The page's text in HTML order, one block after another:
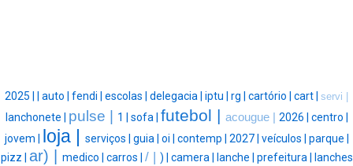
2025 | auto | fendi | escolas | delegacia | iptu | rg | cartório | cart | servi |
lanchonete | pulse | 1 | sofa | futebol | acougue | 2026 | centro |
jovem |
loja | serviços | guia | oi | contemp | 2027 | veículos | parque |
pizz | ar) | medico | carros | / | ) | camera | lanche | prefeitura |
lanches